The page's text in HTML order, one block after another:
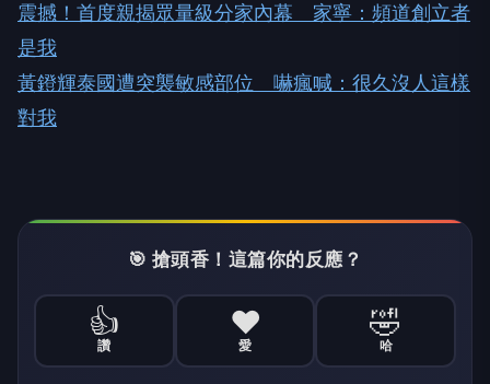
震撼！首度親揭眾量級分家內幕 家寧：頻道創立者
是我
黃鐙輝泰國遭突襲敏感部位 嚇瘋喊：很久沒人這樣
對我
🎯 搶頭香！這篇你的反應？
👍
讚
❤️
愛
🤣
哈